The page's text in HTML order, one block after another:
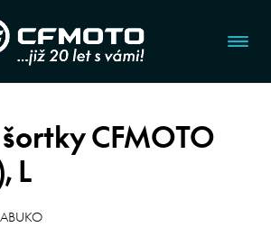
CFMOTO
L
ABUKO